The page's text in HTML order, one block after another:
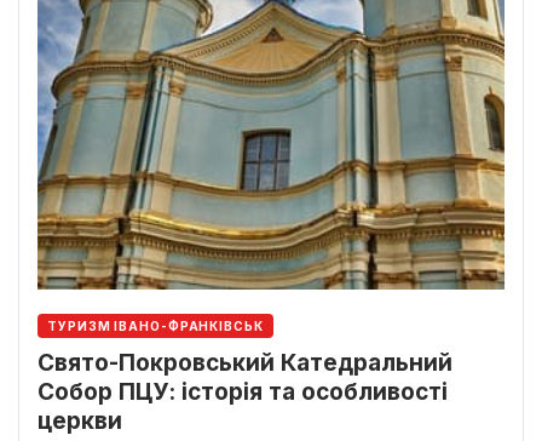
ТУРИЗМ ІВАНО-ФРАНКІВСЬК
Свято-Покровський Катедральний
Собор ПЦУ: історія та особливості
церкви